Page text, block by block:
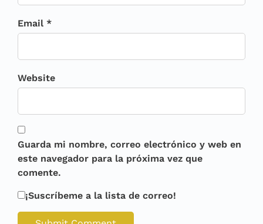
Email *
Website
Guarda mi nombre, correo electrónico y web en
este navegador para la próxima vez que
comente.
¡Suscríbeme a la lista de correo!